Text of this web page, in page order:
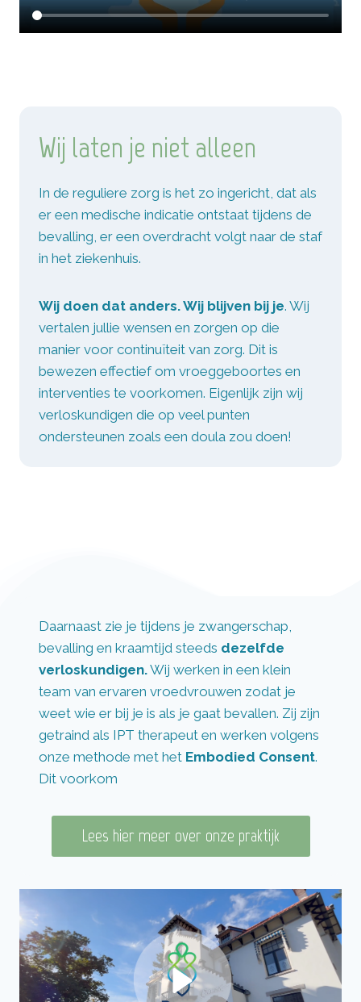
Wij laten je niet alleen
In de reguliere zorg is het zo ingericht, dat als
er een medische indicatie ontstaat tijdens de
bevalling, er een overdracht volgt naar de staf
in het ziekenhuis.
Wij doen dat anders. Wij blijven bij je. Wij
vertalen jullie wensen en zorgen op die
manier voor continuïteit van zorg. Dit is
bewezen effectief om vroeggeboortes en
interventies te voorkomen. Eigenlijk zijn wij
verloskundigen die op veel punten
ondersteunen zoals een doula zou doen!
Daarnaast zie je tijdens je zwangerschap,
bevalling en kraamtijd steeds dezelfde
verloskundigen.Wij werken in een klein
team van ervaren vroedvrouwen zodat je
weet wie er bij je is als je gaat bevallen. Zij zijn
getraind als IPT therapeut en werken volgens
onze methode met het Embodied Consent.
Dit voorkom
Lees hier meer over onze praktijk